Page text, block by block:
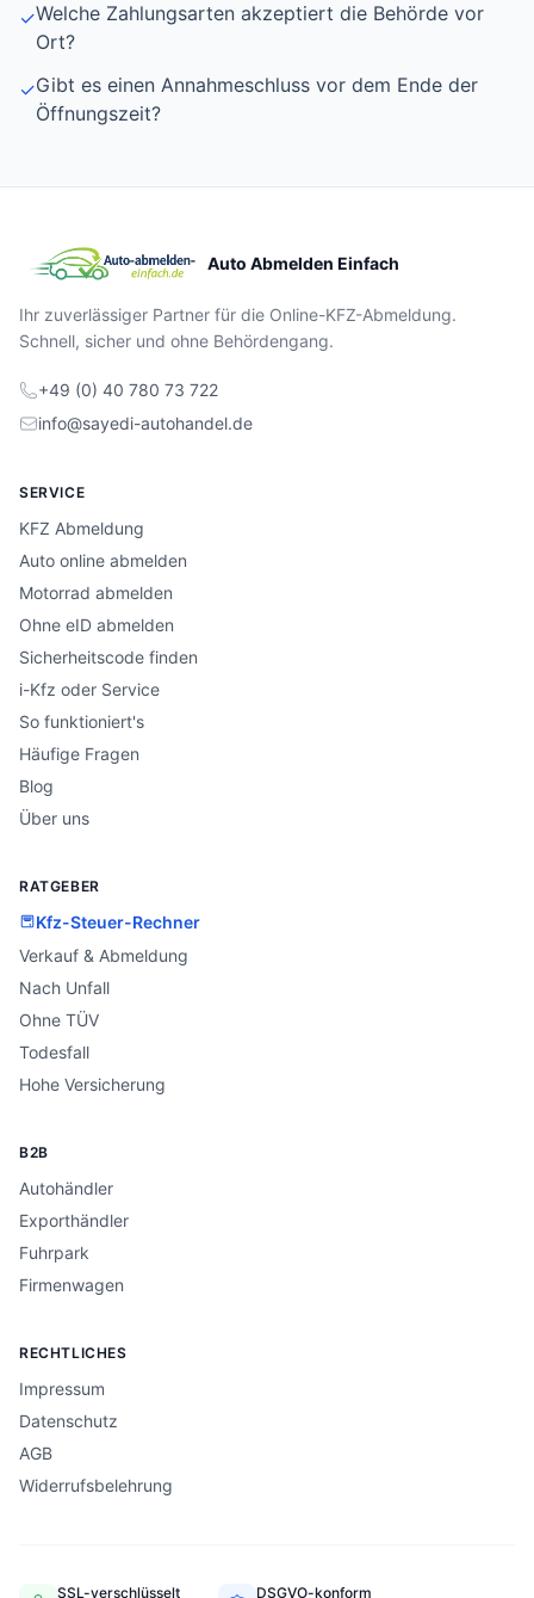
✓Welche Zahlungsarten akzeptiert die Behörde vor
Ort?
✓Gibt es einen Annahmeschluss vor dem Ende der
Öffnungszeit?
Auto Abmelden Einfach
Ihr zuverlässiger Partner für die Online-KFZ-Abmeldung.
Schnell, sicher und ohne Behördengang.
+49 (0) 40 780 73 722
info@sayedi-autohandel.de
SERVICE
KFZ Abmeldung
Auto online abmelden
Motorrad abmelden
Ohne eID abmelden
Sicherheitscode finden
i-Kfz oder Service
So funktioniert's
Häufige Fragen
Blog
Über uns
RATGEBER
Kfz-Steuer-Rechner
Verkauf & Abmeldung
Nach Unfall
Ohne TÜV
Todesfall
Hohe Versicherung
B2B
Autohändler
Exporthändler
Fuhrpark
Firmenwagen
RECHTLICHES
Impressum
Datenschutz
AGB
Widerrufsbelehrung
SSL-verschlüsselt DSGVO-konform